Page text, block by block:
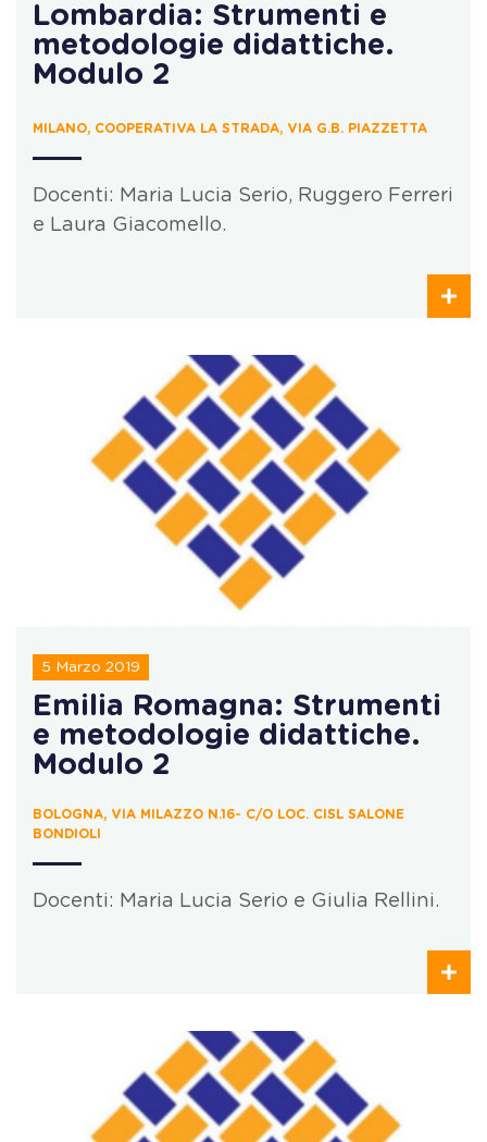
Lombardia: Strumenti e
metodologie didattiche.
Modulo 2
MILANO, COOPERATIVA LA STRADA, VIA G.B. PIAZZETTA
Docenti: Maria Lucia Serio, Ruggero Ferreri
e Laura Giacomello.
5 Marzo 2019
Emilia Romagna: Strumenti
e metodologie didattiche.
Modulo 2
BOLOGNA, VIA MILAZZO N.16- C/O LOC. CISL SALONE
BONDIOLI
Docenti: Maria Lucia Serio e Giulia Rellini.